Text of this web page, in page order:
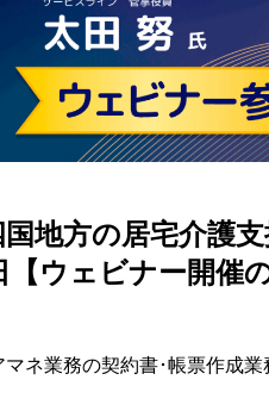
地方の居宅介護
【ウェビナー開催
ネ業務の契約書･帳票作成業